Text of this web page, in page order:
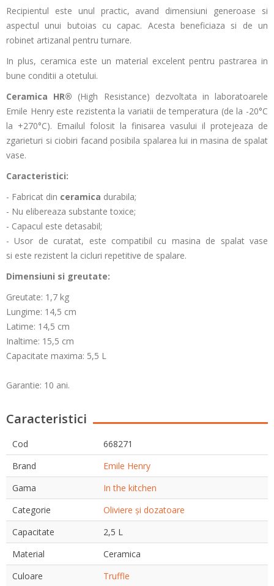
Recipientul este unul practic, avand dimensiuni generoase si
aspectul unui butoias cu capac. Acesta beneficiaza si de un
robinet artizanal pentru turnare.
In plus, ceramica este un material excelent pentru pastrarea in
bune conditii a otetului.
Ceramica HR® (High Resistance) dezvoltata in laboratoarele
Emile Henry este rezistenta la variatii de temperatura (de la -20°C
la +270°C). Emailul folosit la finisarea vasului il protejeaza de
zgarieturi si ciobiri facand posibila spalarea lui in masina de spalat
vase.
Caracteristici:
- Fabricat din ceramica durabila;
- Nu elibereaza substante toxice;
- Capacul este detasabil;
- Usor de curatat, este compatibil cu masina de spalat vase
si este rezistent la cicluri repetitive de spalare.
Dimensiuni si greutate:
Greutate: 1,7 kg
Lungime: 14,5 cm
Latime: 14,5 cm
Inaltime: 15,5 cm
Capacitate maxima: 5,5 L
Garantie: 10 ani.
Caracteristici
Cod
668271
Brand
Emile Henry
Gama
In the kitchen
Categorie
Oliviere și dozatoare
Capacitate
2,5 L
Material
Ceramica
Culoare
Truffle